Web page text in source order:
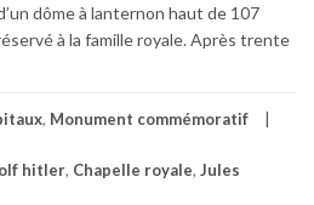
dôme à lanternon haut de 107
à la famille royale. Après trente
, Monument commémoratif
hitler, Chapelle royale, Jules